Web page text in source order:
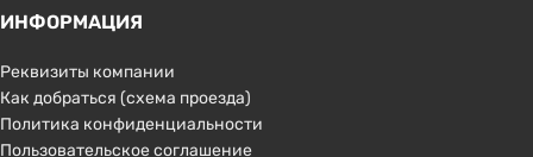
ИНФОРМАЦИЯ
Реквизиты компании
Как добраться (схема проезда)
Политика конфиденциальности
Пользовательское соглашение